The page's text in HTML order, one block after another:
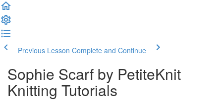
Previous Lesson Complete and Continue
Sophie Scarf by PetiteKnit
Knitting Tutorials